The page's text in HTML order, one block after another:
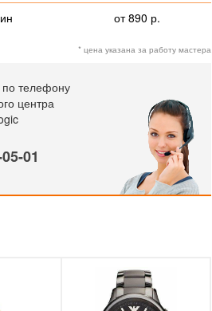
от 890 р.
* цена указана за работу мастера
по телефону
центра
01